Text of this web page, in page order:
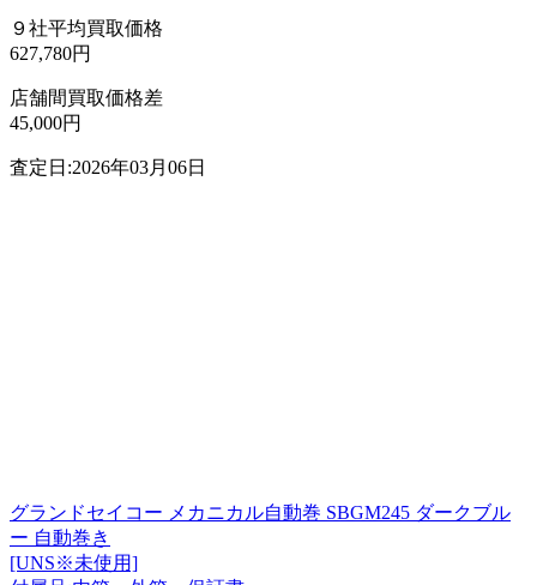
９社平均買取価格
627,780円
店舗間買取価格差
45,000円
査定日:2026年03月06日
グランドセイコー メカニカル自動巻 SBGM245 ダークブル
ー 自動巻き
[UNS※未使用]